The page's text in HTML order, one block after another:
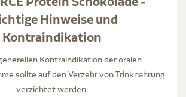
Hinweise und
Kontraindikation
Kontraindikation der oralen
sollte auf den Verzehr von Trinknahrung
verzichtet werden.